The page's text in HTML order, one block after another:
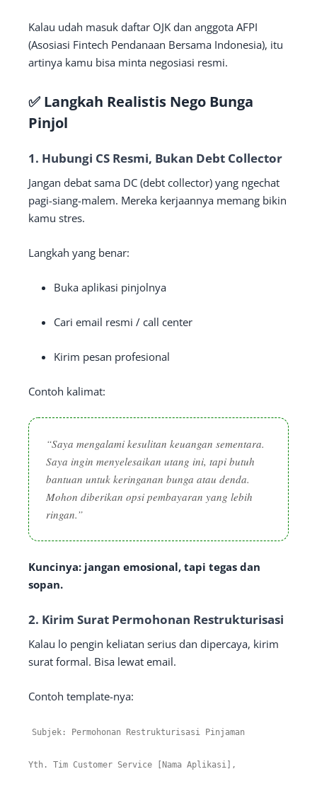
Kalau udah masuk daftar OJK dan anggota AFPI
(Asosiasi Fintech Pendanaan Bersama Indonesia), itu
artinya kamu bisa minta negosiasi resmi.
✅ Langkah Realistis Nego Bunga
Pinjol
1. Hubungi CS Resmi, Bukan Debt Collector
Jangan debat sama DC (debt collector) yang ngechat
pagi-siang-malem. Mereka kerjaannya memang bikin
kamu stres.
Langkah yang benar:
Buka aplikasi pinjolnya
Cari email resmi / call center
Kirim pesan profesional
Contoh kalimat:
“Saya mengalami kesulitan keuangan sementara.
Saya ingin menyelesaikan utang ini, tapi butuh
bantuan untuk keringanan bunga atau denda.
Mohon diberikan opsi pembayaran yang lebih
ringan.”
Kuncinya: jangan emosional, tapi tegas dan
sopan.
2. Kirim Surat Permohonan Restrukturisasi
Kalau lo pengin keliatan serius dan dipercaya, kirim
surat formal. Bisa lewat email.
Contoh template-nya:
Subjek : Permohonan Restrukturisasi Pinjaman
Yth . Tim Customer Service Nama Aplikasi ,